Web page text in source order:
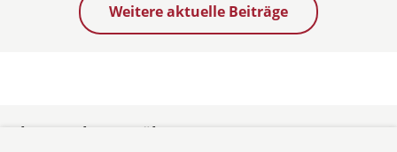
Weitere aktuelle Beiträge
rbo - Rechtsanwälte